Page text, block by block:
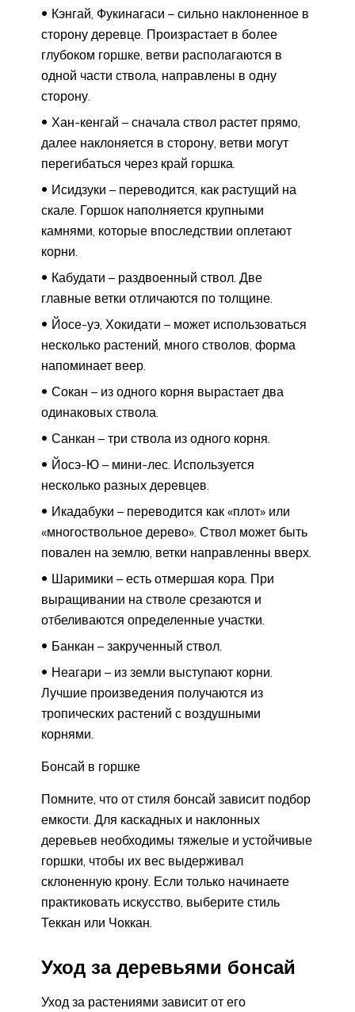
Кэнгай, Фукинагаси – сильно наклоненное в
сторону деревце. Произрастает в более
глубоком горшке, ветви располагаются в
одной части ствола, направлены в одну
сторону.
Хан-кенгай – сначала ствол растет прямо,
далее наклоняется в сторону, ветви могут
перегибаться через край горшка.
Исидзуки – переводится, как растущий на
скале. Горшок наполняется крупными
камнями, которые впоследствии оплетают
корни.
Кабудати – раздвоенный ствол. Две
главные ветки отличаются по толщине.
Йосе-уэ, Хокидати – может использоваться
несколько растений, много стволов, форма
напоминает веер.
Сокан – из одного корня вырастает два
одинаковых ствола.
Санкан – три ствола из одного корня.
Йосэ-Ю – мини-лес. Используется
несколько разных деревцев.
Икадабуки – переводится как «плот» или
«многоствольное дерево». Ствол может быть
повален на землю, ветки направленны вверх.
Шаримики – есть отмершая кора. При
выращивании на стволе срезаются и
отбеливаются определенные участки.
Банкан – закрученный ствол.
Неагари – из земли выступают корни.
Лучшие произведения получаются из
тропических растений с воздушными
корнями.
Бонсай в горшке
Помните, что от стиля бонсай зависит подбор
емкости. Для каскадных и наклонных
деревьев необходимы тяжелые и устойчивые
горшки, чтобы их вес выдерживал
склоненную крону. Если только начинаете
практиковать искусство, выберите стиль
Теккан или Чоккан.
Уход за деревьями бонсай
Уход за растениями зависит от его